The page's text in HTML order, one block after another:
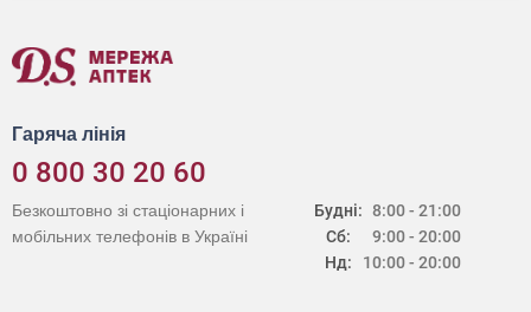
Гаряча лінія
0 800 30 20 60
Будні:
Сб:
Нд:
8:00 - 21:00
9:00 - 20:00
10:00 - 20:00
Безкоштовно зі стаціонарних і
мобільних телефонів в Україні